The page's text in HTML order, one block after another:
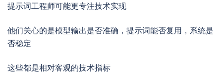
提示词工程师可能更专注技术实现
他们关心的是模型输出是否准确，提示词能否复用，系统是
否稳定
这些都是相对客观的技术指标